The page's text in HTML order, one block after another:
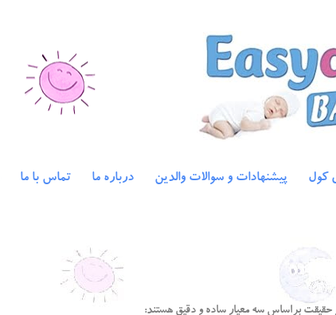
کول پیشنهادات و سوالات والدین درباره ما تماس با ما